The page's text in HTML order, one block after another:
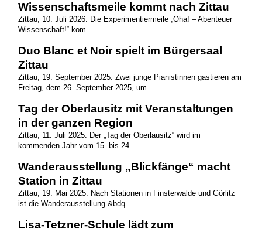
Wissenschaftsmeile kommt nach Zittau
Zittau, 10. Juli 2026. Die Experimentiermeile „Oha! – Abenteuer
Wissenschaft!“ kom...
Duo Blanc et Noir spielt im Bürgersaal
Zittau
Zittau, 19. September 2025. Zwei junge Pianistinnen gastieren am
Freitag, dem 26. September 2025, um...
Tag der Oberlausitz mit Veranstaltungen
in der ganzen Region
Zittau, 11. Juli 2025. Der „Tag der Oberlausitz“ wird im
kommenden Jahr vom 15. bis 24. ...
Wanderausstellung „Blickfänge“ macht
Station in Zittau
Zittau, 19. Mai 2025. Nach Stationen in Finsterwalde und Görlitz
ist die Wanderausstellung &bdq...
Lisa-Tetzner-Schule lädt zum